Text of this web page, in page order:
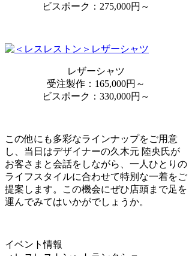
ビスポーク：275,000円～
レザーシャツ
受注製作：165,000円～
ビスポーク：330,000円～
この他にも多彩なラインナップをご用意
し、当日はデザイナーの久木元 陸央氏が
お客さまと会話をしながら、一人ひとりの
ライフスタイルに合わせて特別な一着をご
提案します。この機会にぜひ店頭まで足を
運んでみてはいかがでしょうか。
イベント情報